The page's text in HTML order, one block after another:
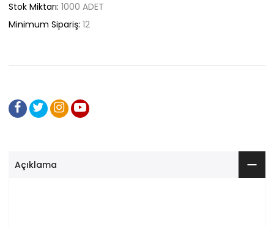
Stok Miktarı: 1000 ADET
Minimum Sipariş: 12
Açıklama